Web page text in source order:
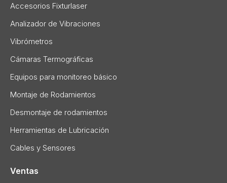
Accesorios Fixturlaser
Analizador de Vibraciones
Vibrómetros
Cámaras Termográficas
Equipos para monitoreo básico
Montaje de Rodamientos
Desmontaje de rodamientos
Herramientas de Lubricación
Cables y Sensores
Ventas